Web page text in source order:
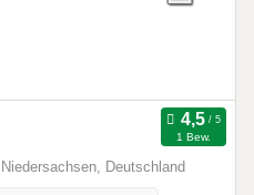
1 Bew.
Deutschland